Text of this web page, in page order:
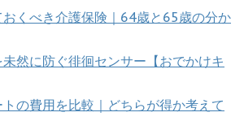
くべき介護保険｜64歳と65歳の分か
然に防ぐ徘徊センサー【おでかけキ
の費用を比較｜どちらが得か考えて